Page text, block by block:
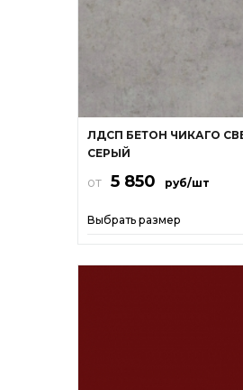
ЛДСП БЕТОН ЧИКАГО
СЕРЫЙ
от 5 850 руб/шт
Выбрать размер